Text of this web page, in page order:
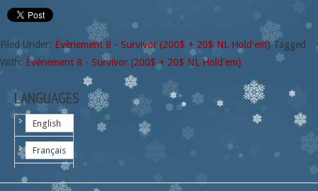
Filed Under: Évènement 8 - Survivor (200$ + 20$ NL Hold'em) Tagged
With: Évènement 8 - Survivor (200$ + 20$ NL Hold'em)
LANGUAGES
English
Français